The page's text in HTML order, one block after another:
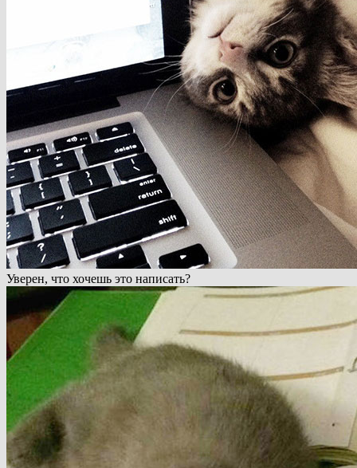
Уверен, что хочешь это написать?